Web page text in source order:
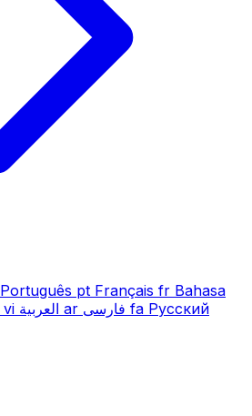
Português pt Français fr Bahasa
vi العربية ar فارسی fa Русский